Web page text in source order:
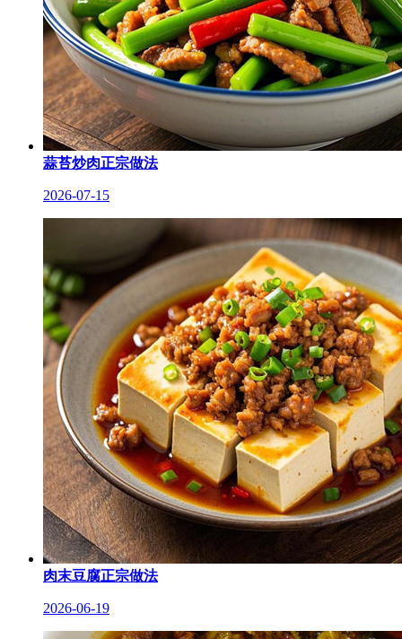
蒜苔炒肉正宗做法
2026-07-15
肉末豆腐正宗做法
2026-06-19